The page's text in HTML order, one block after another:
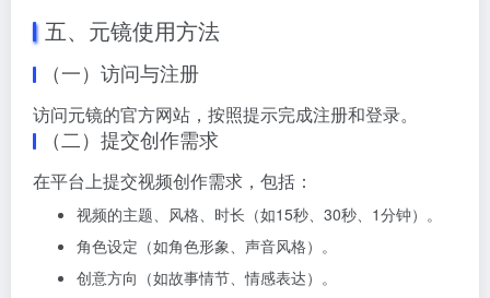
五、元镜使用方法
（一）访问与注册
访问元镜的官方网站，按照提示完成注册和登录。
（二）提交创作需求
在平台上提交视频创作需求，包括：
视频的主题、风格、时长（如15秒、30秒、1分钟）。
角色设定（如角色形象、声音风格）。
创意方向（如故事情节、情感表达）。